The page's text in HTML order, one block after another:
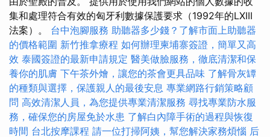
集和處理符合有效的匈牙利數據保護要求（1992年的LXIII
法案）。 台中泡腳服務 助聽器多少錢？了解市面上助聽器
的價格範圍 新竹推拿療程 如何辦理柬埔寨簽證，簡單又高
效 泰國簽證的最新申請規定 醫美做臉服務，徹底清潔和保
養你的肌膚 下午茶外燴，讓您的茶會更具品味 了解骨灰罈
的種類與選擇，保護親人的最後安息 專業網路行銷策略顧
問 高效清潔人員，為您提供專業清潔服務 尋找專業防水服
務，確保您的房屋免於水患 了解白內障手術的過程與恢復
時間 台北按摩課程 請一位打掃阿姨，幫您解決家務煩惱 后